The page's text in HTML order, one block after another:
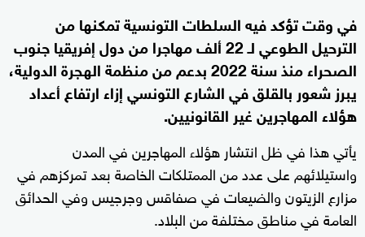
في وقت تؤكد فيه السلطات التونسية تمكنها من
الترحيل الطوعي لـ 22 ألف مهاجرا من دول إفريقيا جنوب
الصحراء منذ سنة 2022 بدعم من منظمة الهجرة الدولية،
يبرز شعور بالقلق في الشارع التونسي إزاء ارتفاع أعداد
هؤلاء المهاجرين غير القانونيين.
يأتي هذا في ظل انتشار هؤلاء المهاجرين في المدن
واستيلائهم على عدد من الممتلكات الخاصة بعد تمركزهم في
مزارع الزيتون والضيعات في صفاقس وجرجيس وفي الحدائق
العامة في مناطق مختلفة من البلاد.